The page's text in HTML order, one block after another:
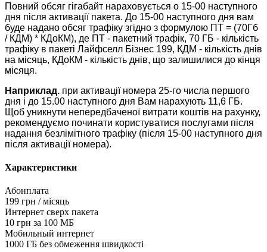
Повний обсяг гігабайт нараховується о 15-00 наступного
дня після активації пакета. До 15-00 наступного дня вам
буде надано обсяг трафіку згідно з формулою ПТ = (70Гб
/ КДМ) * КДоКМ), де ПТ - пакетний трафік, 70 ГБ - кількість
трафіку в пакеті Лайфселл Бізнес 199, КДМ - кількість днів
на місяць, КДоКМ - кількість днів, що залишилися до кінця
місяця.
Наприклад. при активації номера 25-го числа першого
дня і до 15.00 наступного дня Вам нарахують 11,6 ГБ.
Щоб уникнути непередбаченої витрати коштів на рахунку,
рекомендуємо починати користуватися послугами після
надання безлімітного трафіку (після 15-00 наступного дня
після активації номера).
Характеристики
Абонплата
199 грн / місяць
Интернет сверх пакета
10 грн за 100 МБ
Мобильный интернет
1000 ГБ без обмеження швидкості